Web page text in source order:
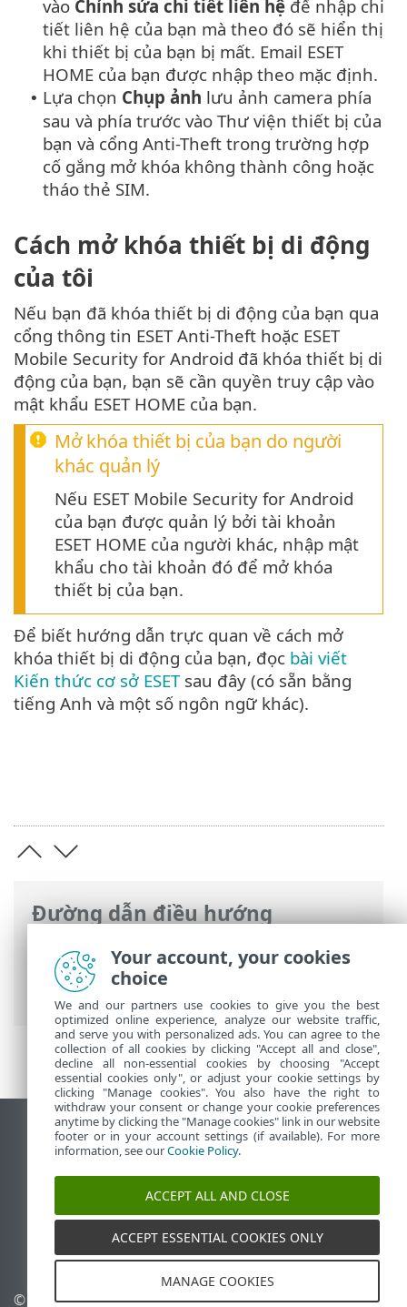
Đường dẫn điều hướng
Trợ giúp trực tuyến của ESET> ESET
Mobile Security>
Làm việc với ESET
Mobile Security > Anti-Theft
vào Chỉnh sửa chi tiết liên hệ để nhập chi
tiết liên hệ của bạn mà theo đó sẽ hiển thị
khi thiết bị của bạn bị mất. Email ESET
HOME của bạn được nhập theo mặc định.
• Lựa chọn Chụp ảnh lưu ảnh camera phía
sau và phía trước vào Thư viện thiết bị của
bạn và cổng Anti-Theft trong trường hợp
cố gắng mở khóa không thành công hoặc
tháo thẻ SIM.
Cách mở khóa thiết bị di động
của tôi
Nếu bạn đã khóa thiết bị di động của bạn qua
cổng thông tin ESET Anti-Theft hoặc ESET
Mobile Security for Android đã khóa thiết bị di
động của bạn, bạn sẽ cần quyền truy cập vào
mật khẩu ESET HOME của bạn.
Mở khóa thiết bị của bạn do người
khác quản lý
Nếu ESET Mobile Security for Android
của bạn được quản lý bởi tài khoản
ESET HOME của người khác, nhập mật
khẩu cho tài khoản đó để mở khóa
thiết bị của bạn.
Để biết hướng dẫn trực quan về cách mở
khóa thiết bị di động của bạn, đọc bài viết
Kiến thức cơ sở ESETsau đây (có sẵn bằng
tiếng Anh và một số ngôn ngữ khác).
Xem trang web trên máy tính để bàn
End of Life
Cơ sở kiến thức của ESET
ESET Status Portal
Hỗ trợ trong khu vực
© 1992 - 2026 ESET, spol. s Quản lý cookie
Your account, your cookies
choice
We and our partners use cookies to give you the best
optimized online experience, analyze our website traffic,
and serve you with personalized ads. You can agree to the
collection of all cookies by clicking "Accept all and close",
decline all non-essential cookies by choosing "Accept
essential cookies only", or adjust your cookie settings by
clicking "Manage cookies". You also have the right to
withdraw your consent or change your cookie preferences
anytime by clicking the "Manage cookies" link in our website
footer or in your account settings (if available). For more
information, see ourCookie Policy.
ACCEPT ALL AND CLOSE
ACCEPT ESSENTIAL COOKIES ONLY
MANAGE COOKIES